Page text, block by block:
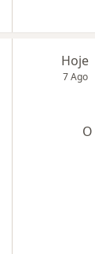
Hoje
7 Ago